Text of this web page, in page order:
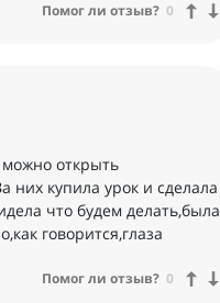
Помог ли отзыв? 0
можно открыть
них купила урок и сделала
что будем делать‚была
говорится‚глаза
Помог ли отзыв? 0